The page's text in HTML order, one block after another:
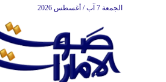
الجمعة 7 آب / أغسطس 2026